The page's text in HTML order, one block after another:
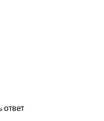
ответ